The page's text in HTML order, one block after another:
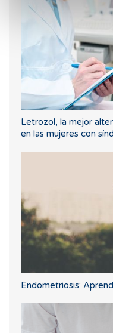
Letrozol, la mejor
en las mujeres con
Endometriosis: